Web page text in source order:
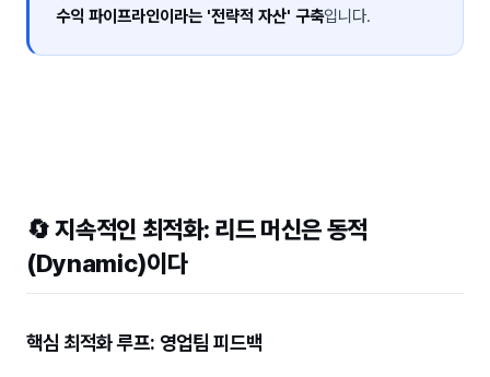
수익 파이프라인이라는 '전략적 자산' 구축입니다.
🔄 지속적인 최적화: 리드 머신은 동적
(Dynamic)이다
핵심 최적화 루프: 영업팀 피드백